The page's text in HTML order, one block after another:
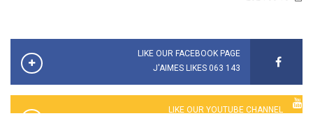
LIKE OUR FACEBOOK PAGE
143 063 J'AIMES LIKES
LIKE OUR YOUTUBE CHANNEL